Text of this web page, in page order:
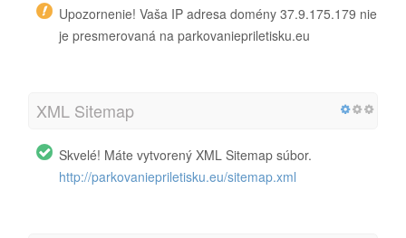
Upozornenie! Vaša IP adresa domény 37.9.175.179 nie
je presmerovaná na parkovaniepriletisku.eu
XML Sitemap
Skvelé! Máte vytvorený XML Sitemap súbor.
http://parkovaniepriletisku.eu/sitemap.xml